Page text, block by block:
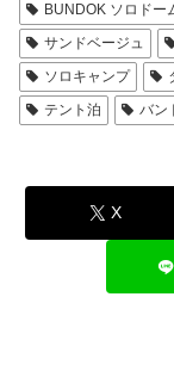
BUNDOK ソロドー
サンドベージュ
ソロキャンプ
テント泊
バン
X